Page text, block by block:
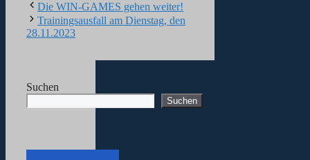
Die WIN-GAMES gehen weiter!
Trainingsausfall am Dienstag, den
28.11.2023
Suchen
Suchen